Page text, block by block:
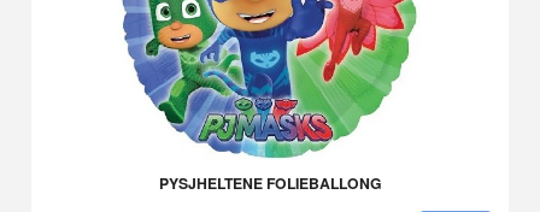
PYSJHELTENE FOLIEBALLONG